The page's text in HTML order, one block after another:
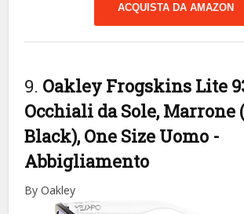
ACQUISTA DA AMAZON
9. Oakley Frogskins Lite
Occhiali da Sole, Marrone
Black), One Size Uomo -
Abbigliamento
By Oakley